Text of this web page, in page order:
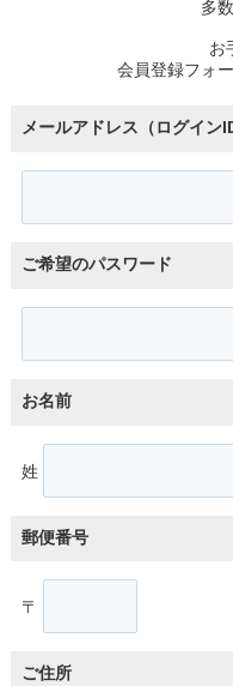
多
お
会員登録フォ
メールアドレス（ログイン
ご希望のパスワード
お名前
姓
郵便番号
〒
ご住所